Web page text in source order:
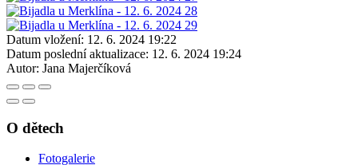
Datum vložení: 12. 6. 2024 19:22
Datum poslední aktualizace: 12. 6. 2024 19:24
Autor: Jana Majerčíková
O dětech
Fotogalerie